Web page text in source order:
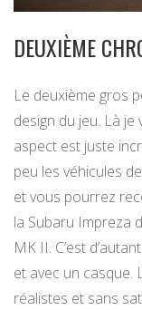
DEUXIÈME
Le deuxième gros
design du jeu. Là
aspect est juste
peu les véhicules
et vous pourrez
la Subaru Impreza
MK II. C’est
et avec un
réalistes et sans